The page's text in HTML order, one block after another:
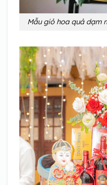
Mẫu giỏ hoa quả dạm